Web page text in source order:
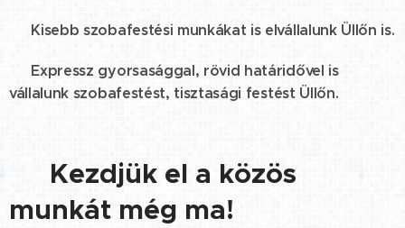
☑️ Kisebb szobafestési munkákat is elvállalunk Üllőn is.
☑️ Expressz gyorsasággal, rövid határidővel is
vállalunk szobafestést, tisztasági festést Üllőn.
👉 Kezdjük el a közös
munkát még ma!